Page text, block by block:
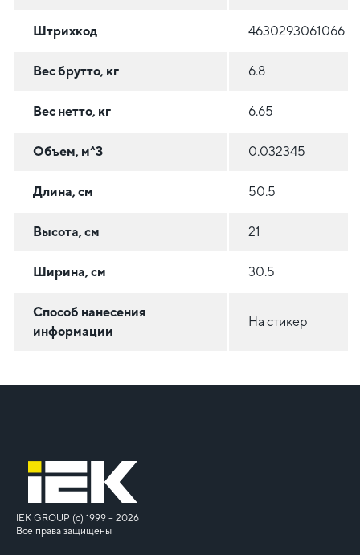
Штрихкод 4630293061066
Вес брутто, кг 6.8
Вес нетто, кг 6.65
Объем, м^3 0.032345
Длина, см 50.5
Высота, см 21
Ширина, см 30.5
Способ нанесения
информации
На стикер
IEK GROUP (c) 1999 – 2026
Все права защищены